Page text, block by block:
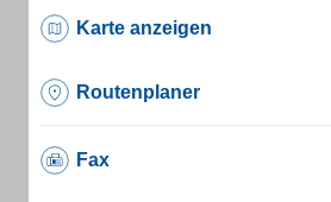
Karte anzeigen
Routenplaner
Fax